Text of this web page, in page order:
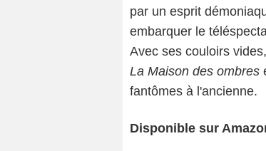
par un esprit
embarquer le
Avec ses couloirs
La Maison des ombres
fantômes à l'ancienne.
Disponible sur